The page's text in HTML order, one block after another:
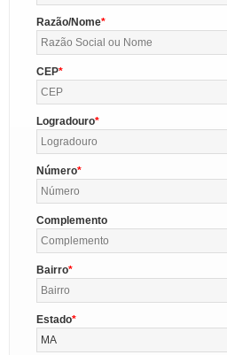
Razão/Nome
CEP
Logradouro
Número
Complemento
Bairro
Estado
MA